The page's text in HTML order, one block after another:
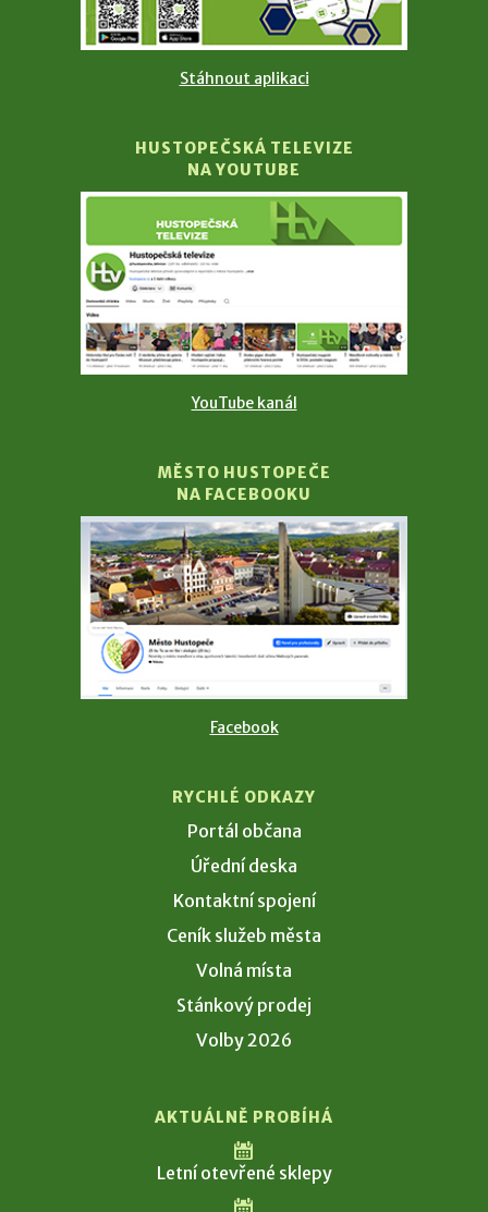
Stáhnout aplikaci
HUSTOPEČSKÁ TELEVIZE
NA YOUTUBE
YouTube kanál
MĚSTO HUSTOPEČE
NA FACEBOOKU
Facebook
RYCHLÉ ODKAZY
Portál občana
Úřední deska
Kontaktní spojení
Ceník služeb města
Volná místa
Stánkový prodej
Volby 2026
AKTUÁLNĚ PROBÍHÁ
Letní otevřené sklepy